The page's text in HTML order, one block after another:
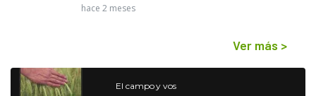
hace 2 meses
Ver más >
El campo y vos